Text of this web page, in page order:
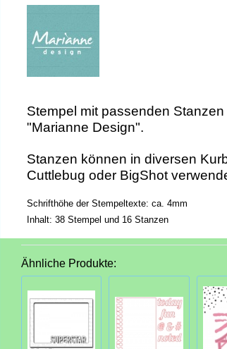
Stempel mit passenden
"Marianne Design".
Stanzen können in diversen
Cuttlebug oder BigShot
Schrifthöhe der Stempeltexte: ca. 4mm
Inhalt: 38 Stempel und 16 Stanzen
Ähnliche Produkte: